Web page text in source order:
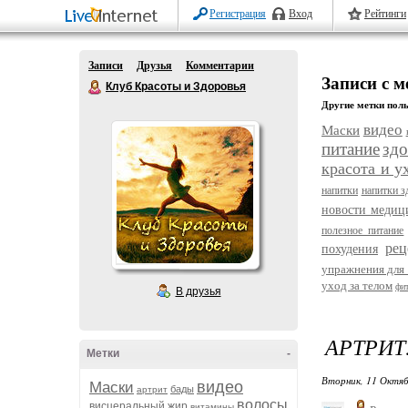
Регистрация Вход Рейтинги
Записи Друзья
Комментарии
Клуб Красоты и Здоровья
В друзья
-
Метки
Маски артрит бады видео
волосы
Записи с
Другие метки
Маски видео
питание
красота и
напитки напитки
новости
полезное питание
похудения
упражнения для
уход за телом
Вторник, 11